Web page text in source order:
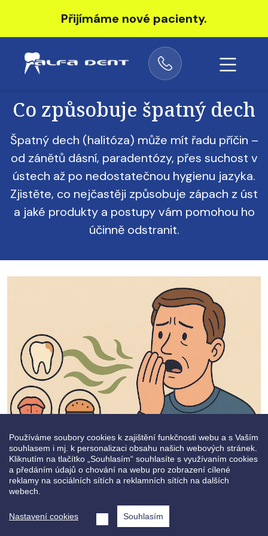
Přijímáme nové pacienty.
Co způsobuje špatný dech
Špatný dech (halitóza) může mít řadu příčin –
od zánětů dásní, paradentózy, přes suchost v
ústech až po nedostatečnou hygienu jazyka.
Zjistěte, co nejčastěji způsobuje zápach z úst
a jaké produkty a postupy vám pomohou ho
účinně odstranit.
Nejen mnoho cibule, česneku
a tabáku…
Nachlazení, bolesti v krku nebo zánět mandlí
může být také přechodnou příčinou. Pomohou
Používáme soubory cookies k zajištění funkčnosti webu a s Vaším
souhlasem i mj. k personalizaci obsahu našich webových stránek.
Kliknutím na tlačítko „Souhlasím“ souhlasíte s využívaním cookies
a předáním údajů o chování na webu pro zobrazení cílené
reklamy na sociálních sítích a reklamních sítích na dalších
webech.
Nastavení cookies Souhlasím